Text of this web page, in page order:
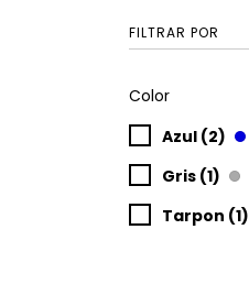
FILTRAR POR
Color
Azul (2)
Gris (1)
Tarpon (1)